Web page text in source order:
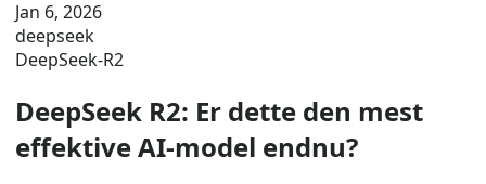
Jan 6, 2026
deepseek
DeepSeek-R2
DeepSeek R2: Er dette den mest
effektive AI-model endnu?